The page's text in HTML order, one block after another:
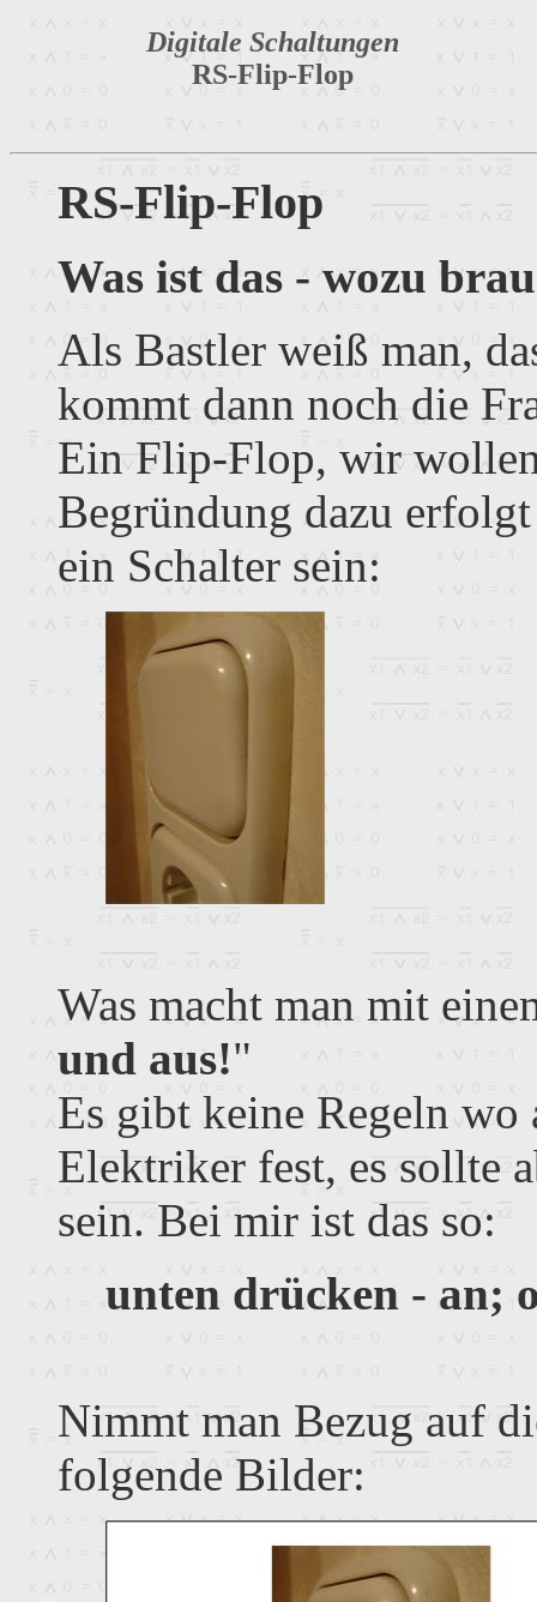
Digitale Schaltungen
RS-Flip-Flop
RS-Flip-Flop
Was ist das - wozu
Als Bastler weiß man,
kommt dann noch die
Ein Flip-Flop, wir
Begründung dazu
ein Schalter sein:
Was macht man mit
und aus!"
Es gibt keine Regeln wo
Elektriker fest, es sollte
sein. Bei mir ist das so:
unten drücken - an;
Nimmt man Bezug auf
folgende Bilder: